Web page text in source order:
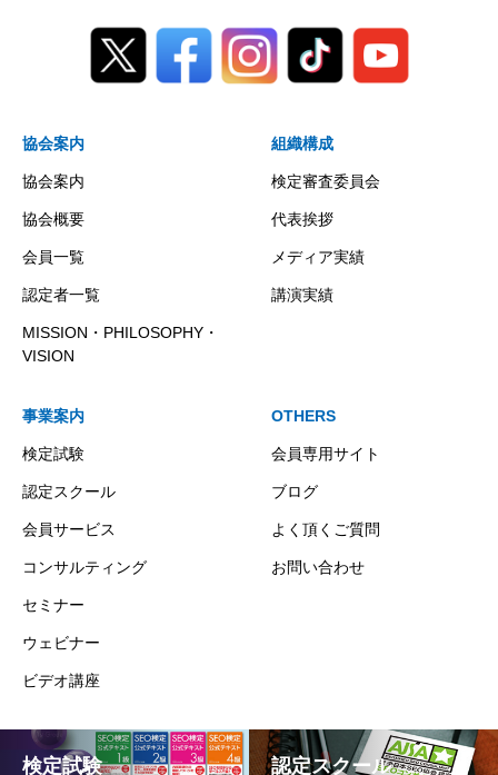
協会案内
協会案内
協会概要
会員一覧
認定者一覧
MISSION・PHILOSOPHY・
VISION
組織構成
検定審査委員会
代表挨拶
メディア実績
講演実績
事業案内
検定試験
認定スクール
会員サービス
コンサルティング
セミナー
ウェビナー
ビデオ講座
OTHERS
会員専用サイト
ブログ
よく頂くご質問
お問い合わせ
検定試験 認定スクール